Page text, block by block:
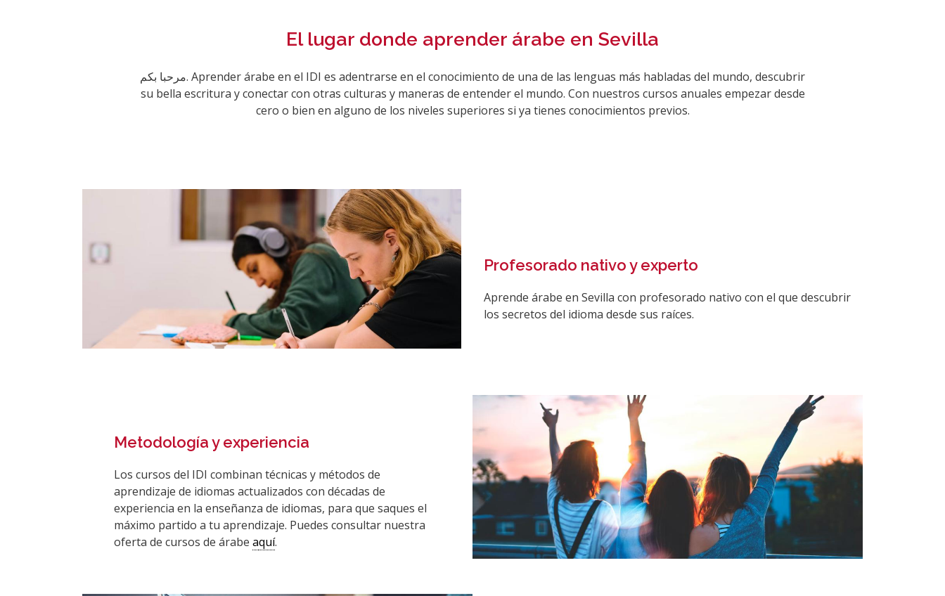
El lugar donde aprender árabe en Sevilla
مرحبا بكم. Aprender árabe en el IDI es adentrarse en el conocimiento de una de las lenguas más habladas del mundo, descubrir
su bella escritura y conectar con otras culturas y maneras de entender el mundo. Con nuestros cursos anuales empezar desde
cero o bien en alguno de los niveles superiores si ya tienes conocimientos previos.
Profesorado nativo y experto
Aprende árabe en Sevilla con profesorado nativo con el que descubrir
los secretos del idioma desde sus raíces.
Metodología y experiencia
Los cursos del IDI combinan técnicas y métodos de
aprendizaje de idiomas actualizados con décadas de
experiencia en la enseñanza de idiomas, para que saques el
máximo partido a tu aprendizaje. Puedes consultar nuestra
oferta de cursos de árabe aquí.